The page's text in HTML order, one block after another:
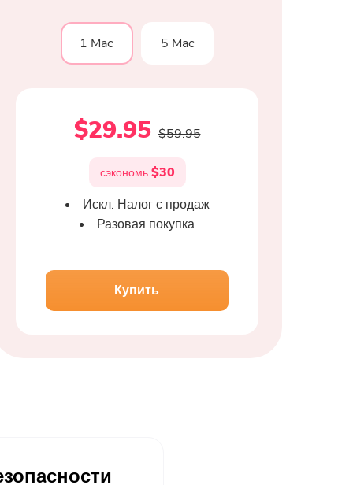
1 Mac 5 Mac
$29.95 $59.95
сэкономь $30
Искл. Налог с продаж
Разовая покупка
Купить